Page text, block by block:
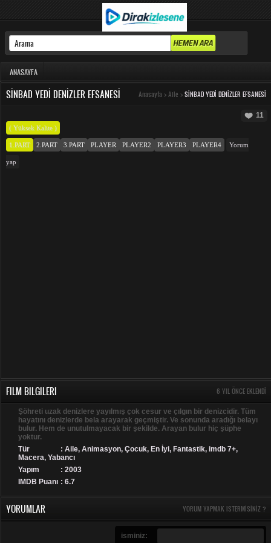
ANASAYFA
SINBAD YEDI DENIZLER EFSANESI Anasayfa > Aile > SINBAD YEDI DENIZLER EFSANESI
11
( Yüksek Kalite )
1.PART 2.PART 3.PART PLAYER PLAYER2 PLAYER3 PLAYER4 Yorum
yap
FILM BILGILERI 6 YIL ÖNCE EKLENDI
Şöhreti uzak denizlere yayılmış çok cesur ve çılgın bir denizcidir. Tüm
hayatını denizlerde bela arayarak geçmiştir. Ve sonunda aradığı belayı
bulur. Hem de unutulmayacak bir şekilde. Arayan bulur hiç şüphe
yoktur.
Tür
: Aile, Animasyon, Çocuk, En İyi, Fantastik, imdb 7+,
Macera, Yabancı
Yapım
: 2003
IMDB Puanı : 6.7
YORUMLAR YORUM YAPMAK ISTERMISINIZ ?
isminiz: